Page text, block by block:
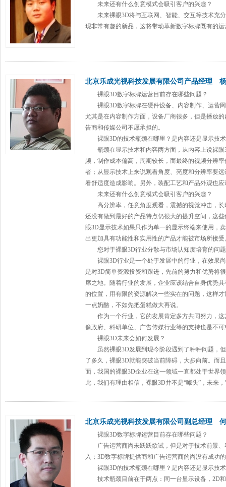
未来还有什么创意模式会吸引客户的兴趣？
未来裸眼3D将与互联网、智能、交互等技术充分
现非常有趣的新品，这将带动革新数字标牌既有的
北京乐成光视科技发展有限公司产品经理
裸眼3D数字标牌运营目前存在哪些问题？
裸眼3D数字标牌在硬件设备、内容制作、运营
尤其是在内容制作方面，设备厂商很多，但是播放
告商和传媒公司不愿承担的。
裸眼3D的技术瓶颈在哪里？是内容还是显示技术
瓶颈在显示技术和内容两方面，从内容上说裸眼
频，制作成本偏高，周期较长，而最终的视频分辨
者；从显示技术上来说观看角度、亮度和分辨率要
看舒适度造成影响。另外，装配工艺和产品外观也
未来还有什么创意模式会吸引客户的兴趣？
高分辨率，任意角度观看，震撼的视觉冲击，长
还没有做到最好的产品特点仍很大的提升空间，这
眼3D显示技术如果只作为单一的显示终端来使用，
出更加具有功能性和实用性的产品才能被市场所接受
您对于裸眼3D行业分散与市场认知度培育的问
裸眼3D行业是一个处于发展中的行业，在效果尚
是对3D简单资源投资和跟进，先前的努力和优势将
席之地。随着行业的发展，企业应该结合自身优势
的位置，用有限的资源解决一些实在的问题，这样
一点奶酪，不如先把蛋糕做大再说。
作为一个行业，它的发展肯定多方共同努力，这
像政府、科研单位、广告传媒行业等的支持也是不可
裸眼3D未来会如何发展？
虽然裸眼3D发展到现今阶段遇到了种种问题，但
了多久，裸眼3D就能突破当前障碍，大步向前。而
面，我国的裸眼3D企业在这一领域一直都处于世界
此，我们有理由相信，裸眼3D并不是“噱头”，未来
北京乐成光视科技发展有限公司 副总经理
裸眼3D数字标牌运营目前存在哪些问题？
广告运营商尚未跃跃欲试，但是对于技术前景、
入；3D数字标牌提供商和广告运营商的尚没有成功
裸眼3D的技术瓶颈在哪里？是内容还是显示技术
技术瓶颈目前在于两点：同一台显示设备，2D和